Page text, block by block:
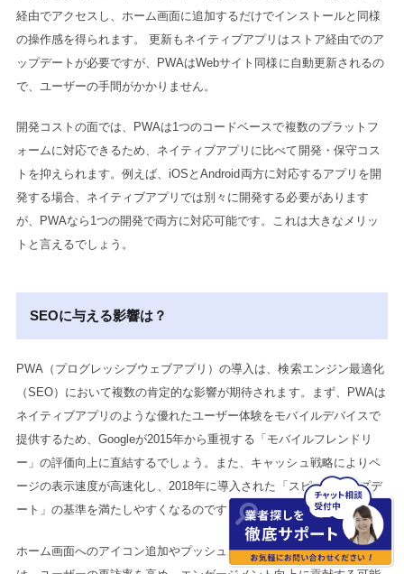
経由でアクセスし、ホーム画面に追加するだけでインストールと同様
の操作感を得られます。 更新もネイティブアプリはストア経由でのア
ップデートが必要ですが、PWAはWebサイト同様に自動更新されるの
で、ユーザーの手間がかかりません。
開発コストの面では、PWAは1つのコードベースで複数のプラットフ
ォームに対応できるため、ネイティブアプリに比べて開発・保守コス
トを抑えられます。例えば、iOSとAndroid両方に対応するアプリを開
発する場合、ネイティブアプリでは別々に開発する必要があります
が、PWAなら1つの開発で両方に対応可能です。これは大きなメリッ
トと言えるでしょう。
SEOに与える影響は？
PWA（プログレッシブウェブアプリ）の導入は、検索エンジン最適化
（SEO）において複数の肯定的な影響が期待されます。まず、PWAは
ネイティブアプリのような優れたユーザー体験をモバイルデバイスで
提供するため、Googleが2015年から重視する「モバイルフレンドリ
ー」の評価向上に直結するでしょう。また、キャッシュ戦略によりペ
ージの表示速度が高速化し、2018年に導入された「スピードアップデ
ート」の基準を満たしやすくなるのです。
ホーム画面へのアイコン追加やプッシュ通知といったPWA特有の機能